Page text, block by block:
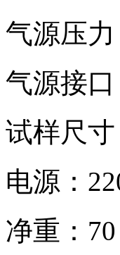
气源压
气源接
试样尺寸
电源：
净重：